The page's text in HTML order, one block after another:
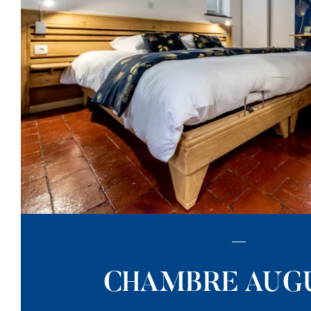
CHAMBRE